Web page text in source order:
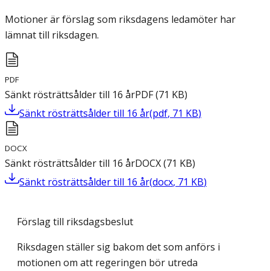
Motioner är förslag som riksdagens ledamöter har
lämnat till riksdagen.
PDF
Sänkt rösträttsålder till 16 årPDF(71 KB)
Sänkt rösträttsålder till 16 år(pdf, 71 KB)
DOCX
Sänkt rösträttsålder till 16 årDOCX(71 KB)
Sänkt rösträttsålder till 16 år(docx, 71 KB)
Förslag till riksdagsbeslut
Riksdagen ställer sig bakom det som anförs i
motionen om att regeringen bör utreda